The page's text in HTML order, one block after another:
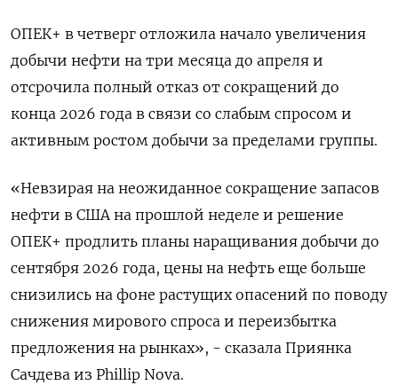
ОПЕК+ в четверг отложила начало увеличения
добычи нефти на три месяца до апреля и
отсрочила полный отказ от сокращений до
конца 2026 года в связи со слабым спросом и
активным ростом добычи за пределами группы.
«Невзирая на неожиданное сокращение запасов
нефти в США на прошлой неделе и решение
ОПЕК+ продлить планы наращивания добычи до
сентября 2026 года, цены на нефть еще больше
снизились на фоне растущих опасений по поводу
снижения мирового спроса и переизбытка
предложения на рынках», - сказала Приянка
Сачдева из Phillip Nova.